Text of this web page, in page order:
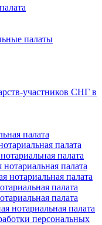
палаты
участников СНГ в
палата
палата
палата
нотариальная палата
нотариальная палата
палата
палата
нотариальная палата
персональных